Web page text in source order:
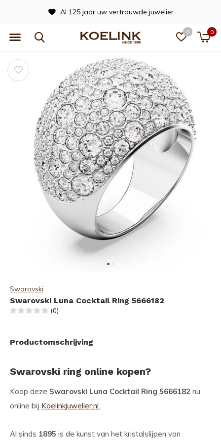
0 0
Al 125 jaar uw vertrouwde juwelier
Swarovski
Swarovski Luna Cocktail Ring 5666182
(0)
Productomschrijving
Swarovski ring online kopen?
Koop deze Swarovski Luna Cocktail Ring 5666182 nu
online bij Koelinkjuwelier.nl.
Al sinds 1895 is de kunst van het kristalslijpen van